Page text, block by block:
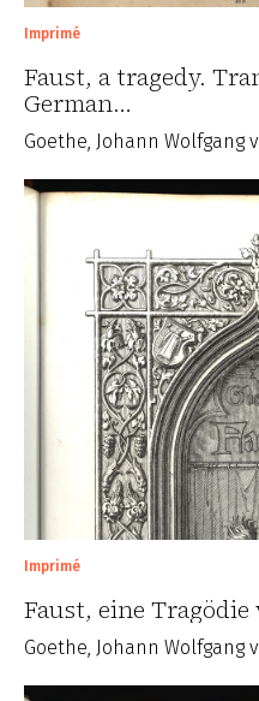
Imprimé
Faust, a tragedy.
German…
Goethe, Johann Wolfgang
Imprimé
Faust, eine
Goethe, Johann Wolfgang